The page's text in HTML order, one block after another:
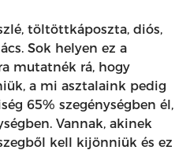
töltöttkáposzta, diós,
Sok helyen ez a
mutatnék rá, hogy
a mi asztalaink pedig
65% szegénységben él,
Vannak, akinek
kell kijönniük és ez